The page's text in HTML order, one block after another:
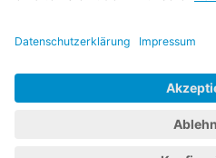
Impressum